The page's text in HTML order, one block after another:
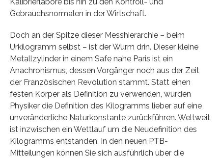
Gebrauchsnormalen in der Wirtschaft.
Doch an der Spitze dieser Messhierarchie – beim
Urkilogramm selbst – ist der Wurm drin. Dieser kleine
Metallzylinder in einem Safe nahe Paris ist ein
Anachronismus, dessen Vorgänger noch aus der Zeit
der Französischen Revolution stammt. Statt einen
festen Körper als Definition zu verwenden, würden
Physiker die Definition des Kilogramms lieber auf eine
unveränderliche Naturkonstante zurückführen. Weltweit
ist inzwischen ein Wettlauf um die Neudefinition des
Kilogramms entstanden. In den neuen PTB-
Mitteilungen können Sie sich ausführlich über die